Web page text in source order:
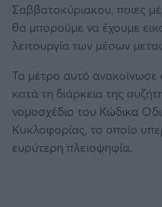
Σαββατοκύριακου, ποιες
θα μπορούμε να έχουμε
λειτουργία των μέσων
Το μέτρο αυτό
κατά τη διάρκεια της
νομοσχέδιο του Κώδικα
Κυκλοφορίας, το οποίο
ευρύτερη πλειοψηφία.